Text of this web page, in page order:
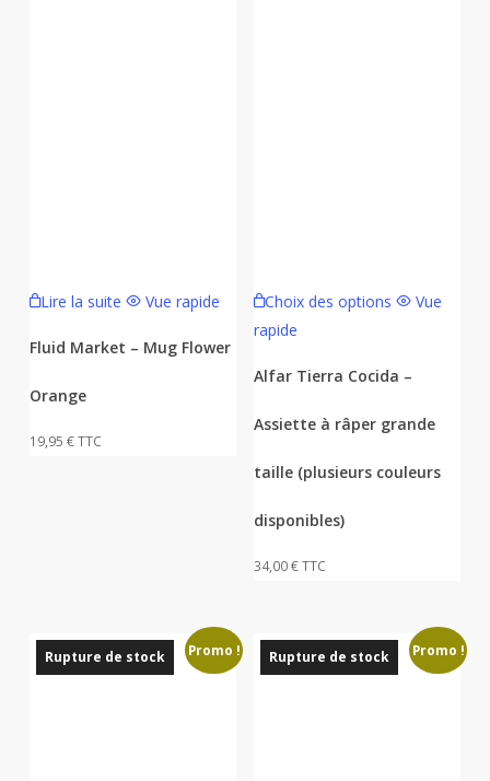
Lire la suite Vue rapide
Fluid Market – Mug Flower
Orange
19,95 €TTC
Choix des options
produit
plusieurs
Les
peuvent
page
du
Vue
rapide
Alfar Tierra Cocida –
Assiette à râper grande
taille (plusieurs couleurs
disponibles)
34,00€TTC
Rupture de stock Promo ! Rupture de stock Promo !